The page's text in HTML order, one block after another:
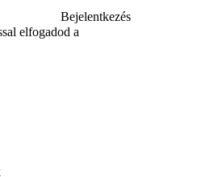
Bejelentkezés
elfogadod a